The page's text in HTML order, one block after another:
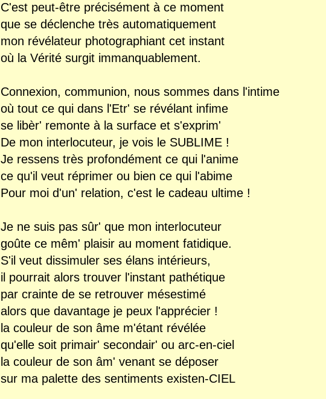
C'est peut-être précisément à ce moment
que se déclenche très automatiquement
mon révélateur photographiant cet instant
où la Vérité surgit immanquablement.
Connexion, communion, nous sommes dans l'intime
où tout ce qui dans l'Etr' se révélant infime
se libèr' remonte à la surface et s'exprim'
De mon interlocuteur, je vois le SUBLIME !
Je ressens très profondément ce qui l'anime
ce qu'il veut réprimer ou bien ce qui l'abime
Pour moi d'un' relation, c'est le cadeau ultime !
Je ne suis pas sûr' que mon interlocuteur
goûte ce mêm' plaisir au moment fatidique.
S'il veut dissimuler ses élans intérieurs,
il pourrait alors trouver l'instant pathétique
par crainte de se retrouver mésestimé
alors que davantage je peux l'apprécier !
la couleur de son âme m'étant révélée
qu'elle soit primair' secondair' ou arc-en-ciel
la couleur de son âm' venant se déposer
sur ma palette des sentiments existen-CIEL